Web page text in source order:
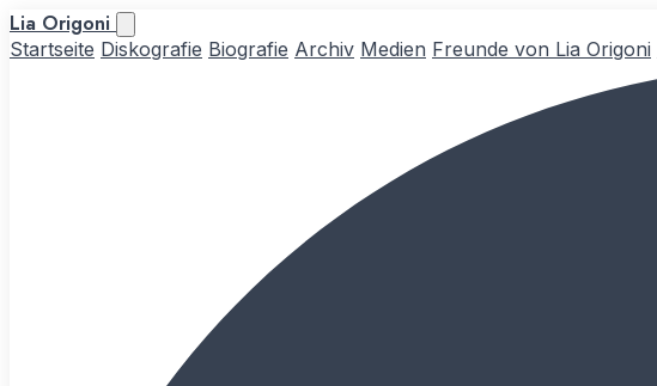
Lia Origoni
Startseite Diskografie Biografie Archiv Medien Freunde von Lia Origoni